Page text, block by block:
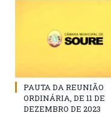
PAUTA DA REUNIÃO
ORDINÁRIA, DE 11 DE
DEZEMBRO DE 2023